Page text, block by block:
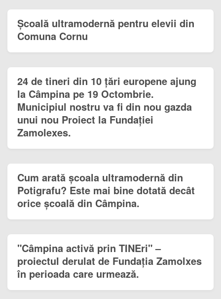
Școală ultramodernă pentru elevii din
Comuna Cornu
24 de tineri din 10 țări europene ajung
la Câmpina pe 19 Octombrie.
Municipiul nostru va fi din nou gazda
unui nou Proiect la Fundației
Zamolexes.
Cum arată școala ultramodernă din
Potigrafu? Este mai bine dotată decât
orice școală din Câmpina.
"Câmpina activă prin TINEri" –
proiectul derulat de Fundația Zamolxes
în perioada care urmează.